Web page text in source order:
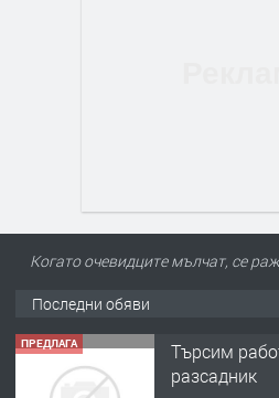
Когато очевидците мълчат, се
Последни обяви
ПРЕДЛАГА
Търсим
разсадник